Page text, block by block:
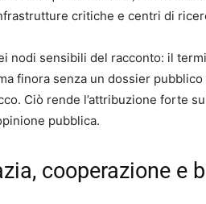
critiche e centri di
nodi sensibili del racconto: il
finora senza un dossier
Ciò rende l’attribuzione forte
pubblica.
cooperazione e